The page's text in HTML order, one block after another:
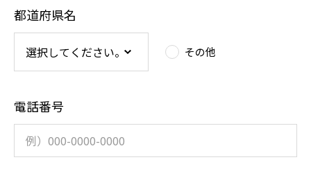
都道府県名
その他
電話番号